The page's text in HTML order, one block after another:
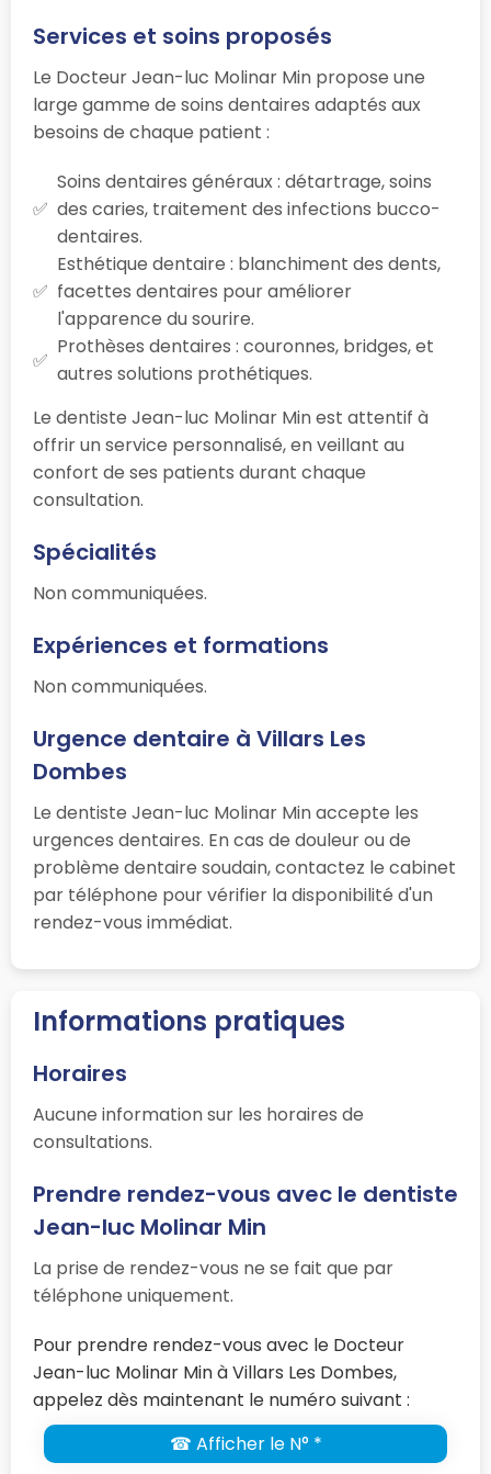
Services et soins proposés
Le Docteur Jean-luc Molinar Min propose une
large gamme de soins dentaires adaptés aux
besoins de chaque patient :
Soins dentaires généraux : détartrage, soins
des caries, traitement des infections bucco-
dentaires.
Esthétique dentaire : blanchiment des dents,
facettes dentaires pour améliorer
l'apparence du sourire.
Prothèses dentaires : couronnes, bridges, et
autres solutions prothétiques.
Le dentiste Jean-luc Molinar Min est attentif à
offrir un service personnalisé, en veillant au
confort de ses patients durant chaque
consultation.
Spécialités
Non communiquées.
Expériences et formations
Non communiquées.
Urgence dentaire à Villars Les
Dombes
Le dentiste Jean-luc Molinar Min accepte les
urgences dentaires. En cas de douleur ou de
problème dentaire soudain, contactez le cabinet
par téléphone pour vérifier la disponibilité d'un
rendez-vous immédiat.
Informations pratiques
Horaires
Aucune information sur les horaires de
consultations.
Prendre rendez-vous avec le dentiste
Jean-luc Molinar Min
La prise de rendez-vous ne se fait que par
téléphone uniquement.
Pour prendre rendez-vous avec le Docteur
Jean-luc Molinar Min à Villars Les Dombes,
appelez dès maintenant le numéro suivant :
☎ Afficher le N° *